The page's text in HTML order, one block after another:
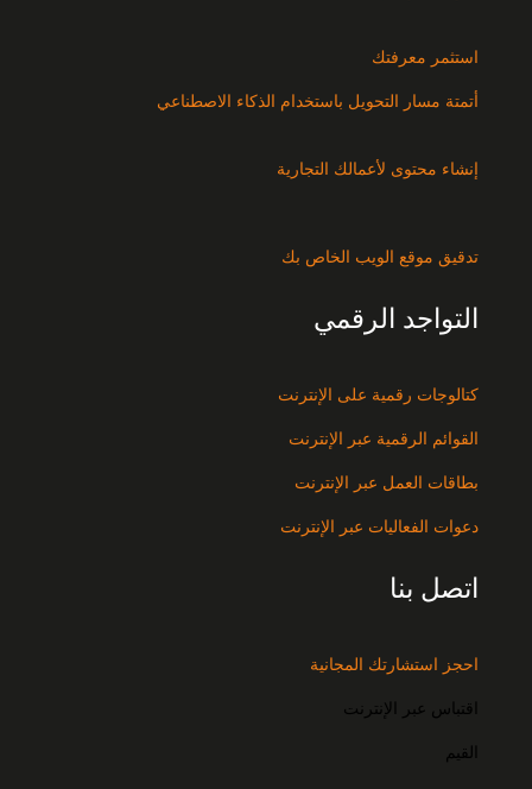
استثمر معرفتك
أتمتة مسار التحويل باستخدام الذكاء الاصطناعي
إنشاء محتوى لأعمالك التجارية
تدقيق موقع الويب الخاص بك
التواجد الرقمي
كتالوجات رقمية على الإنترنت
القوائم الرقمية عبر الإنترنت
بطاقات العمل عبر الإنترنت
دعوات الفعاليات عبر الإنترنت
اتصل بنا
احجز استشارتك المجانية
اقتباس عبر الإنترنت
القيم